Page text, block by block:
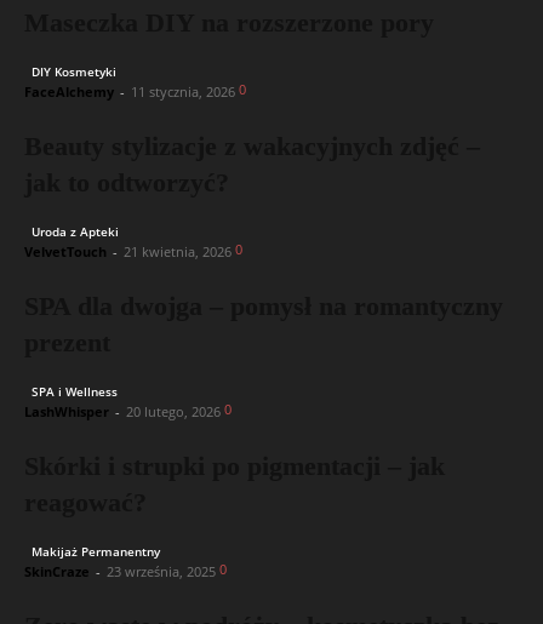
DIY Kosmetyki
FaceAlchemy - 11 stycznia, 2026 0
Uroda z Apteki
VelvetTouch - 21 kwietnia, 2026 0
SPA i Wellness
LashWhisper - 20 lutego, 2026 0
Makijaż Permanentny
SkinCraze - 23 września, 2025 0